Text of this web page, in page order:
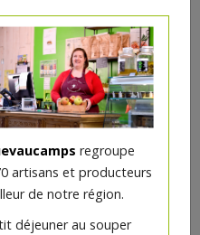
regroupe
artisans et producteurs
de notre région.
déjeuner au souper
brun bio